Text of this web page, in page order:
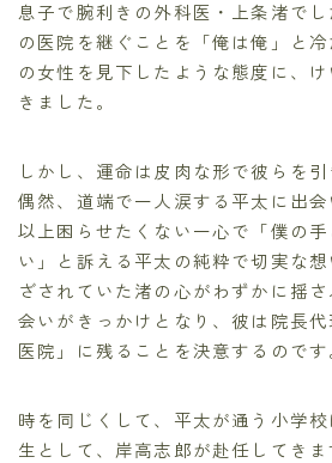
息子で腕利きの外科医・上条渚で
の医院を継ぐことを「俺は俺」と
の女性を見下したような態度に、
きました。
しかし、運命は皮肉な形で彼らを
偶然、道端で一人涙する平太に出
以上困らせたくない一心で「僕の
い」と訴える平太の純粋で切実な
ざされていた渚の心がわずかに揺
会いがきっかけとなり、彼は院長
医院」に残ることを決意するのです
時を同じくして、平太が通う小学
生として、岸高志郎が赴任してき